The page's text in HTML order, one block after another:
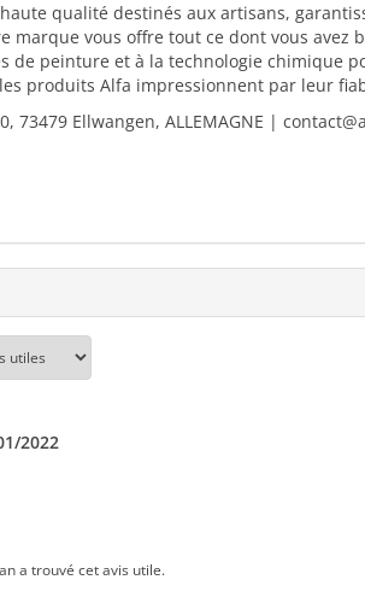
qualité destinés aux artisans,
vous offre tout ce dont vous avez
de peinture et à la technologie chimique
produits Alfa impressionnent par leur
73479 Ellwangen, ALLEMAGNE |
2022
a trouvé cet avis utile.